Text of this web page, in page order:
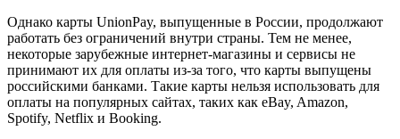
Однако карты UnionPay, выпущенные в России, продолжают
работать без ограничений внутри страны. Тем не менее,
некоторые зарубежные интернет-магазины и сервисы не
принимают их для оплаты из-за того, что карты выпущены
российскими банками. Такие карты нельзя использовать для
оплаты на популярных сайтах, таких как eBay, Amazon,
Spotify, Netflix и Booking.